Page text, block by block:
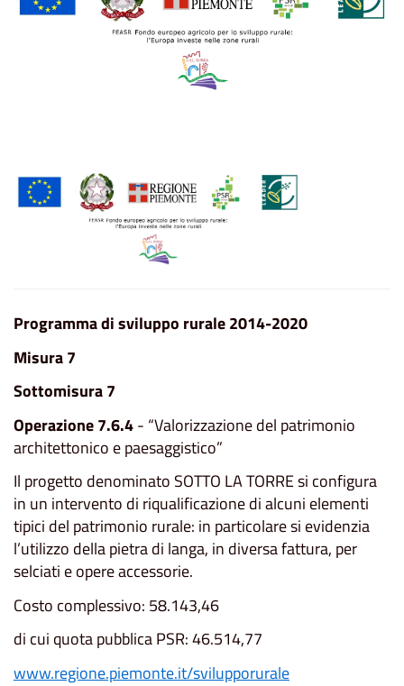
Programma di sviluppo rurale 2014-2020
Misura 7
Sottomisura 7
Operazione 7.6.4- “Valorizzazione del patrimonio
architettonico e paesaggistico”
Il progetto denominato SOTTO LA TORRE si configura
in un intervento di riqualificazione di alcuni elementi
tipici del patrimonio rurale: in particolare si evidenzia
l’utilizzo della pietra di langa, in diversa fattura, per
selciati e opere accessorie.
Costo complessivo: 58.143,46
di cui quota pubblica PSR: 46.514,77
www.regione.piemonte.it/svilupporurale